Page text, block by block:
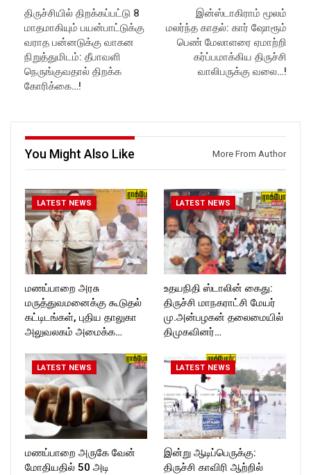
Subscribe:
https://www.youtube.com/@r
ockforttimes
Like us on:
https://www.facebook.com/R
ockforttimes
Follow us on:
https://twitter.com/ROCKFOR
T_TIMES
Website:https://rockforttimes.
in//
Subscribe:
https://www.youtube.com/@r
ockforttimes
Like us on:
ckforttimes/
Follow us on:
திருச்சியில் திறக்கப்பட்டு 8
மாதமாகியும் பயன்பாட்டுக்கு
வராத பன்னடுக்கு வாகன
நிறுத்துமிடம்: தீபாவளி
நெருங்குவதால் திறக்க
கோரிக்கை…!
இன்ஸ்டாகிராம் மூலம்
மலர்ந்த காதல்: கார் ஷோரூம்
பெண் மேலாளரை ஏமாற்றி
கர்ப்பமாக்கிய திருச்சி
வாலிபருக்கு வலை…!
You Might Also Like More From Author
LATEST NEWS
மணப்பாறை அரசு
மருத்துவமனைக்கு கூடுதல்
கட்டிடங்கள், புதிய தாலுகா
அலுவலகம் அமைக்க…
LATEST NEWS
உதயநிதி ஸ்டாலின் கைது:
திருச்சி மாநகராட்சி மேயர்
மு.அன்பழகன் தலைமையில்
திமுகவினர்…
LATEST NEWS
மணப்பாறை அருகே வேன்
மோதியதில் 50 அடி
LATEST NEWS
இன்று ஆடிப்பெருக்கு:
திருச்சி காவிரி ஆற்றில்